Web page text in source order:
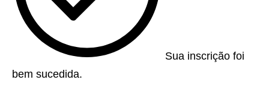
Sua inscrição foi
bem sucedida.